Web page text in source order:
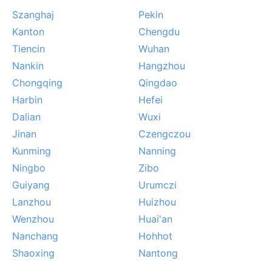
Szanghaj
Pekin
Kanton
Chengdu
Tiencin
Wuhan
Nankin
Hangzhou
Chongqing
Qingdao
Harbin
Hefei
Dalian
Wuxi
Jinan
Czengczou
Kunming
Nanning
Ningbo
Zibo
Guiyang
Urumczi
Lanzhou
Huizhou
Wenzhou
Huai'an
Nanchang
Hohhot
Shaoxing
Nantong